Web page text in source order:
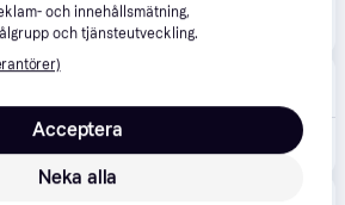
1 799 kr
och innehållsmätning,
och tjänsteutveckling.
Neka alla
Acceptera